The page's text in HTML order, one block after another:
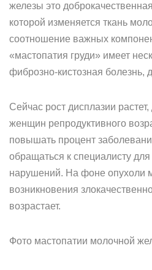
железы это
которой изменяется ткань
соотношение важных
«мастопатия груди» имеет
фиброзно-кистозная болезнь,
Сейчас рост дисплазии
женщин репродуктивного
повышать процент
обращаться к специалисту
нарушений. На фоне опухоли
возникновения
возрастает.
Фото мастопатии молочной